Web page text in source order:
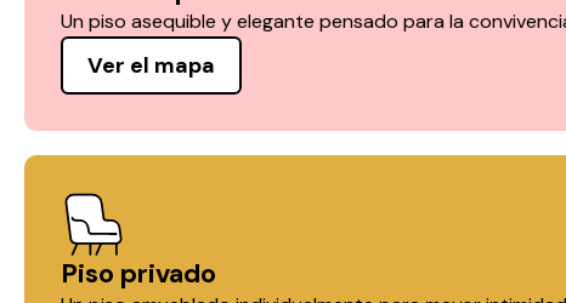
Un piso asequible y elegante pensado para la
Ver el mapa
Piso privado